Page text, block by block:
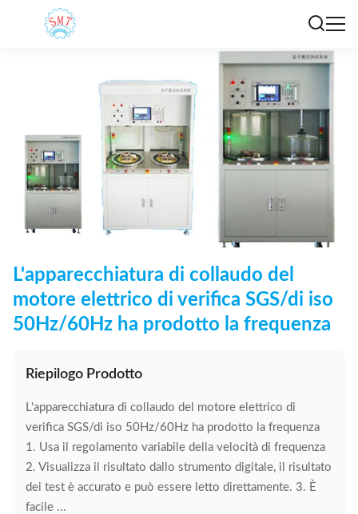
L'apparecchiatura di collaudo del
motore elettrico di verifica SGS/di iso
50Hz/60Hz ha prodotto la frequenza
Riepilogo Prodotto
L'apparecchiatura di collaudo del motore elettrico di
verifica SGS/di iso 50Hz/60Hz ha prodotto la frequenza
1. Usa il regolamento variabile della velocità di frequenza
2. Visualizza il risultato dallo strumento digitale, il risultato
dei test è accurato e può essere letto direttamente. 3. È
facile ...